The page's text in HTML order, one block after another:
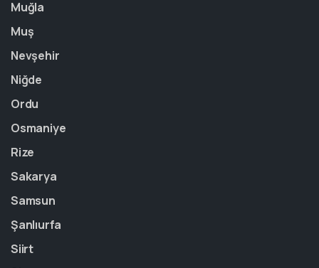
Muğla
Muş
Nevşehir
Niğde
Ordu
Osmaniye
Rize
Sakarya
Samsun
Şanlıurfa
Siirt